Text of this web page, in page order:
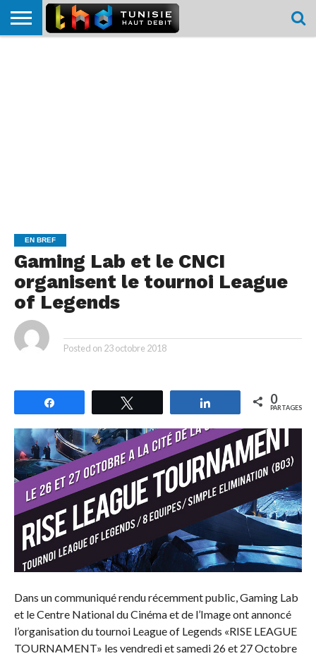
EN BREF
Gaming Lab et le CNCI
organisent le tournoi League
of Legends
Posted on 23 octobre 2018
Partagez 0
PARTAGES
Dans un communiqué rendu récemment public, Gaming Lab
et le Centre National du Cinéma et de l’Image ont annoncé
l’organisation du tournoi League of Legends «RISE LEAGUE
TOURNAMENT» les vendredi et samedi 26 et 27 Octobre